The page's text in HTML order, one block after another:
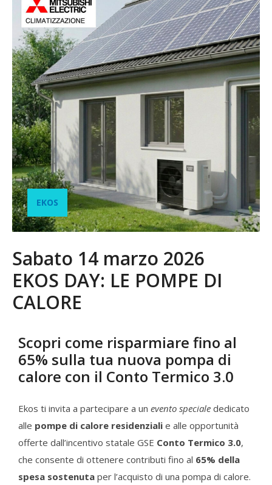
EKOS
Sabato 14 marzo 2026
EKOS DAY: LE POMPE DI
CALORE
Scopri come risparmiare fino al
65% sulla tua nuova pompa di
calore con il Conto Termico 3.0
Ekos ti invita a partecipare a un evento speciale dedicato
alle pompe di calore residenziali e alle opportunità
offerte dall’incentivo statale GSE Conto Termico 3.0,
che consente di ottenere contributi fino al 65% della
spesa sostenuta per l’acquisto di una pompa di calore.